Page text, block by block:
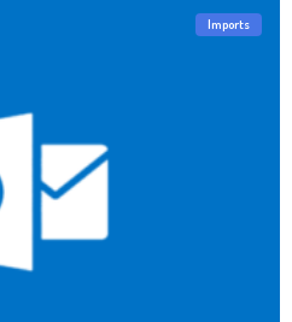
Imports